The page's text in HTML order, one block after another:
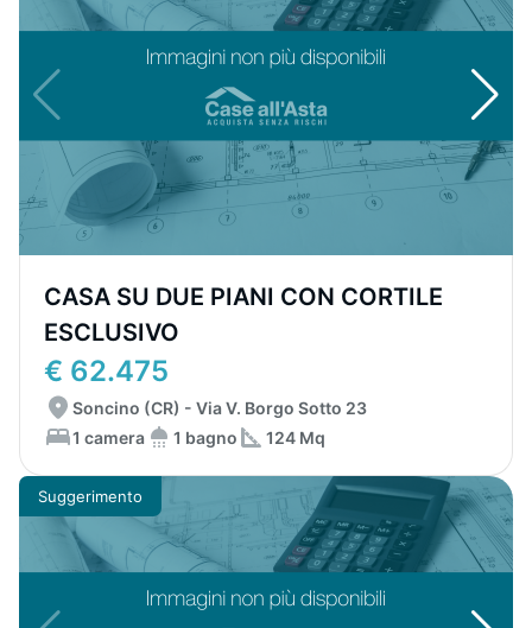
CASA SU DUE PIANI CON CORTILE
ESCLUSIVO
€ 62.475
Soncino (CR) - Via V. Borgo Sotto 23
1 camera
1 bagno 124 Mq
Suggerimento